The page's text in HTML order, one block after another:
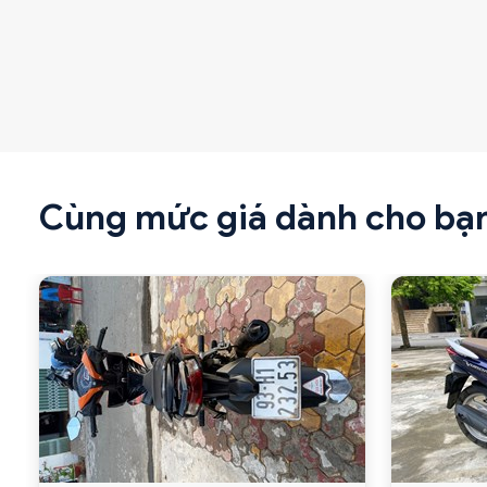
Cùng mức giá dành cho